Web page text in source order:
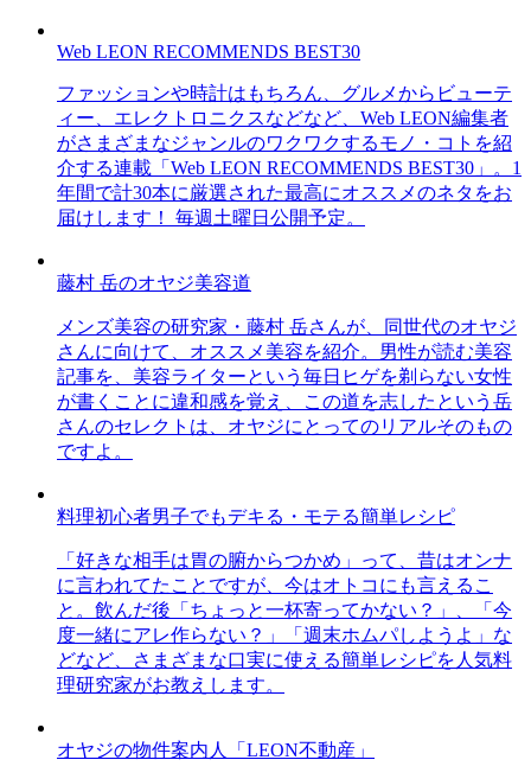
Web LEON RECOMMENDS BEST30
ファッションや時計はもちろん、グルメからビューテ
ィー、エレクトロニクスなどなど、Web LEON編集者
がさまざまなジャンルのワクワクするモノ・コトを紹
介する連載「Web LEON RECOMMENDS BEST30」。1
年間で計30本に厳選された最高にオススメのネタをお
届けします！ 毎週土曜日公開予定。
藤村 岳のオヤジ美容道
メンズ美容の研究家・藤村 岳さんが、同世代のオヤジ
さんに向けて、オススメ美容を紹介。男性が読む美容
記事を、美容ライターという毎日ヒゲを剃らない女性
が書くことに違和感を覚え、この道を志したという岳
さんのセレクトは、オヤジにとってのリアルそのもの
ですよ。
料理初心者男子でもデキる・モテる簡単レシピ
「好きな相手は胃の腑からつかめ」って、昔はオンナ
に言われてたことですが、今はオトコにも言えるこ
と。飲んだ後「ちょっと一杯寄ってかない？」、「今
度一緒にアレ作らない？」「週末ホムパしようよ」な
どなど、さまざまな口実に使える簡単レシピを人気料
理研究家がお教えします。
オヤジの物件案内人「LEON不動産」